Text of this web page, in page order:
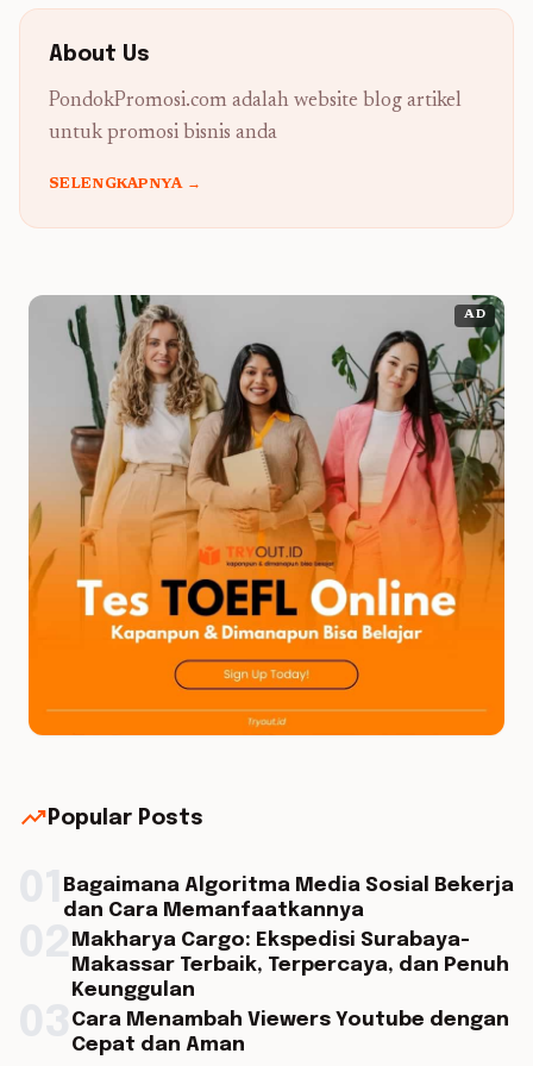
About Us
PondokPromosi.com adalah website blog artikel
untuk promosi bisnis anda
SELENGKAPNYA →
AD
trending_up Popular Posts
Bagaimana Algoritma Media Sosial Bekerja
dan Cara Memanfaatkannya
Makharya Cargo: Ekspedisi Surabaya-
Makassar Terbaik, Terpercaya, dan Penuh
Keunggulan
Cara Menambah Viewers Youtube dengan
Cepat dan Aman